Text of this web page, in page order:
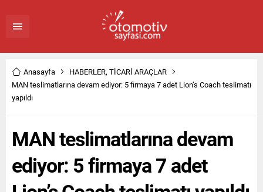
Anasayfa HABERLER, TİCARİ ARAÇLAR
MAN teslimatlarına devam ediyor: 5 firmaya 7 adet Lion’s Coach teslimatı
yapıldı
MAN teslimatlarına devam
ediyor: 5 firmaya 7 adet